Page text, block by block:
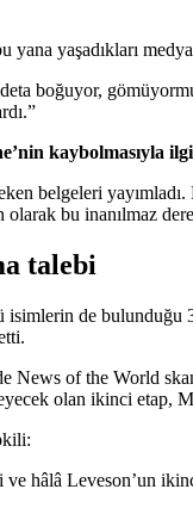
yaşadıkları medya
boğuyor,
kaybolmasıyla
belgeleri
bu inanılmaz
talebi
isimlerin de
News of the World
olan ikinci etap,
ve hâlâ Leveson’un